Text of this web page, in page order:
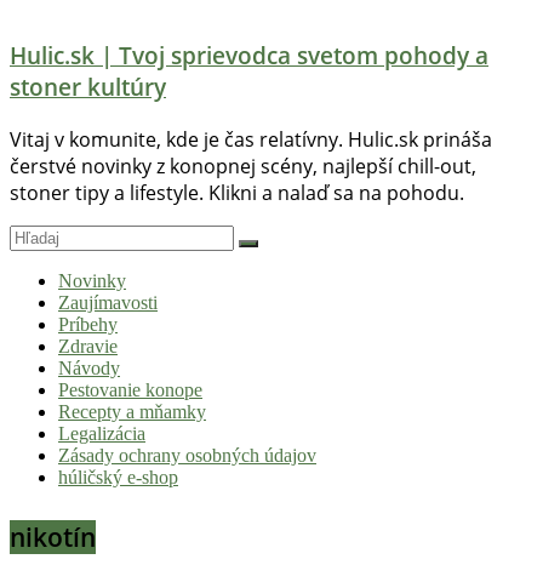
Hulic.sk | Tvoj sprievodca svetom pohody a
stoner kultúry
Vitaj v komunite, kde je čas relatívny. Hulic.sk prináša
čerstvé novinky z konopnej scény, najlepší chill-out,
stoner tipy a lifestyle. Klikni a nalaď sa na pohodu.
Novinky
Zaujímavosti
Príbehy
Zdravie
Návody
Pestovanie konope
Recepty a mňamky
Legalizácia
Zásady ochrany osobných údajov
húličský e-shop
nikotín